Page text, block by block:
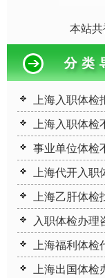
本站
上海入职体检
上海入职体检
事业单位体检
上海代开入职
上海乙肝体检
入职体检办理
上海福利体检
上海出国体检